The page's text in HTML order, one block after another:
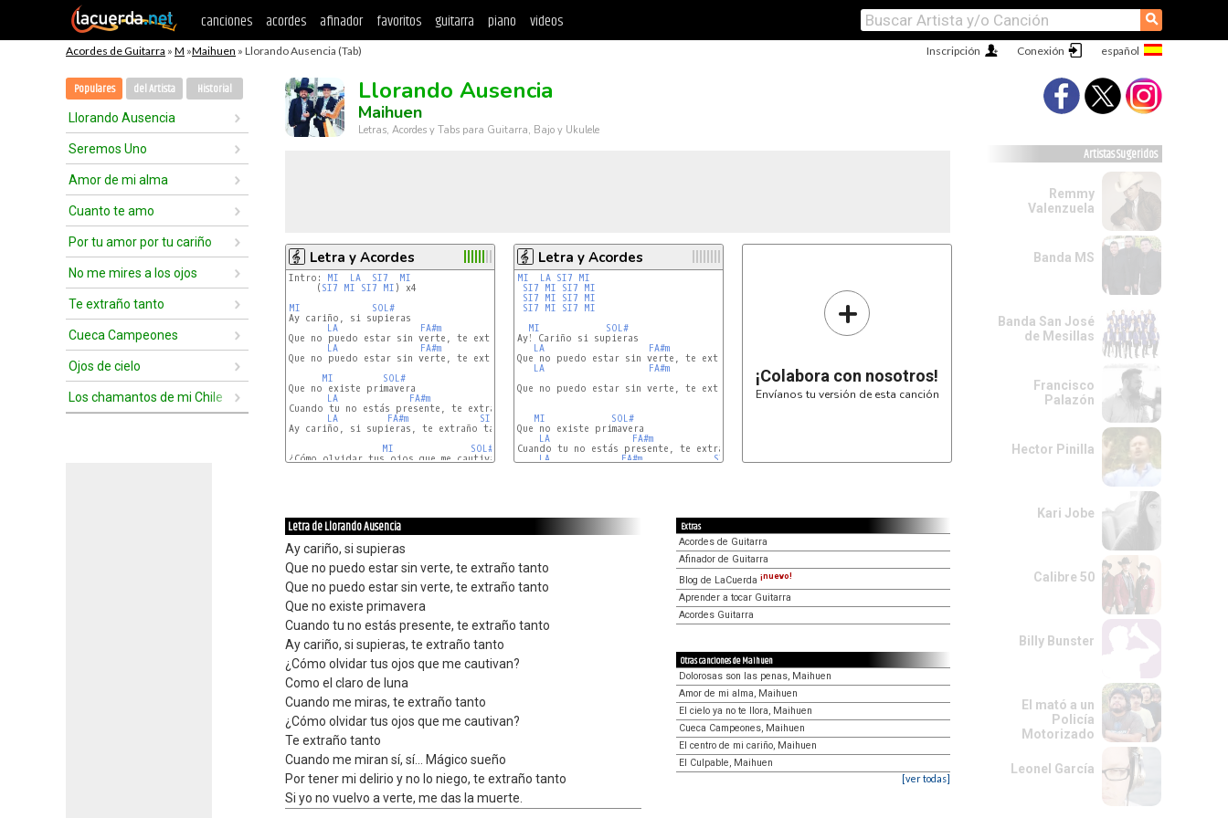
canciones acordes afinador favoritos guitarra piano videos ⚲
Acordes de Guitarra » M »Maihuen » Llorando Ausencia (Tab) Conexión
Inscripción
Populares del Artista Historial
Llorando Ausencia
Seremos Uno
Amor de mi alma
Cuanto te amo
Por tu amor por tu cariño
No me mires a los ojos
Te extraño tanto
Cueca Campeones
Ojos de cielo
Los chamantos de mi Chile
Llorando Ausencia
Maihuen
Letras, Acordes y Tabs para Guitarra, Bajo y Ukulele
Letra y Acordes
Intro: MI LA SI7
MI
     (
SI7 MI SI7 MI ) x4
MI
SOL#
Ay cariño, si supieras
LA
FA#m
Que no puedo estar sin verte, te extraño tanto
LA
FA#m
Que no puedo estar sin verte, te extraño tanto
MI
SOL#
Que no existe primavera
LA
FA#m
Cuando tu no estás presente, te extraño tanto
LA
FA#m
SI
Ay cariño, si supieras, te extraño tanto
MI
SOL#
¿Cómo olvidar tus ojos que me cautivan?
Letra y Acordes
MI LA SI7
MI
SI7
MI SI7
MI
SI7
MI SI7
MI
SI7
MI SI7
MI
MI
SOL#
Ay! Cariño si supieras
LA
FA#m
Que no puedo estar sin verte, te extraño tanto
LA
FA#m
Que no puedo estar sin verte, te extraño tanto.
MI
SOL#
Que no existe primavera
LA
FA#m
Cuando tu no estás presente, te extraño tanto
LA
FA#m
SI
+
¡Colabora con nosotros!
Envíanos tu versión de esta canción
Letra de Llorando Ausencia
Ay cariño, si supieras
Que no puedo estar sin verte, te extraño tanto
Que no puedo estar sin verte, te extraño tanto
Que no existe primavera
Cuando tu no estás presente, te extraño tanto
Ay cariño, si supieras, te extraño tanto
¿Cómo olvidar tus ojos que me cautivan?
Como el claro de luna
Cuando me miras, te extraño tanto
¿Cómo olvidar tus ojos que me cautivan?
Te extraño tanto
Cuando me miran sí, sí... Mágico sueño
Por tener mi delirio y no lo niego, te extraño tanto
Si yo no vuelvo a verte, me das la muerte.
Extras
Acordes de Guitarra
Afinador de Guitarra
Blog de LaCuerda ¡nuevo!
Aprender a tocar Guitarra
Acordes Guitarra
Otras canciones de Maihuen
Dolorosas son las penas, Maihuen
Amor de mi alma, Maihuen
El cielo ya no te llora, Maihuen
Cueca Campeones, Maihuen
El centro de mi cariño, Maihuen
El Culpable, Maihuen
[ver todas]
Artistas Sugeridos
Remmy
Valenzuela
Banda MS
Banda San José
de Mesillas
Francisco
Palazón
Hector Pinilla
Kari Jobe
Calibre 50
Billy Bunster
El mató a un
Policía
Motorizado
Leonel García